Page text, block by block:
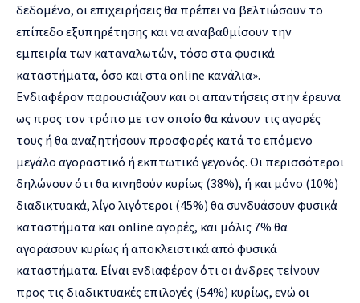
δεδομένο, οι επιχειρήσεις θα πρέπει να βελτιώσουν το
επίπεδο εξυπηρέτησης και να αναβαθμίσουν την
εμπειρία των καταναλωτών, τόσο στα φυσικά
καταστήματα, όσο και στα online κανάλια».
Ενδιαφέρον παρουσιάζουν και οι απαντήσεις στην έρευνα
ως προς τον τρόπο με τον οποίο θα κάνουν τις αγορές
τους ή θα αναζητήσουν προσφορές κατά το επόμενο
μεγάλο αγοραστικό ή εκπτωτικό γεγονός. Οι περισσότεροι
δηλώνουν ότι θα κινηθούν κυρίως (38%), ή και μόνο (10%)
διαδικτυακά, λίγο λιγότεροι (45%) θα συνδυάσουν φυσικά
καταστήματα και online αγορές, και μόλις 7% θα
αγοράσουν κυρίως ή αποκλειστικά από φυσικά
καταστήματα. Είναι ενδιαφέρον ότι οι άνδρες τείνουν
προς τις διαδικτυακές επιλογές (54%) κυρίως, ενώ οι